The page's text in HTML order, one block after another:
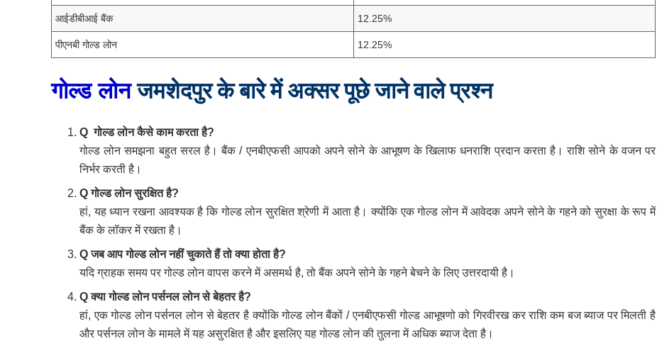
आईडीबीआई बैंक 12.25%
पीएनबी गोल्ड लोन 12.25%
गोल्ड लोनजमशेदपुरकेबारेमें अक्सरपूछेजानेवालेप्रश्न
Q गोल्डलोनकैसेकामकरताहै?
गोल्ड लोन समझना बहुत सरल है। बैंक / एनबीएफसी आपको अपने सोने के आभूषण के खिलाफ धनराशि प्रदान करता है। राशि सोने के वजन पर
निर्भर करती है।
Q गोल्डलोनसुरक्षितहै?
हां, यह ध्यान रखना आवश्यक है कि गोल्ड लोन सुरक्षित श्रेणी में आता है। क्योंकि एक गोल्ड लोन में आवेदक अपने सोने के गहने को सुरक्षा के रूप में
बैंक के लॉकर में रखता है।
Q जबआपगोल्डलोननहींचुकातेहैंतोक्याहोताहै?
यदि ग्राहक समय पर गोल्ड लोन वापस करने में असमर्थ है, तो बैंक अपने सोने के गहने बेचने के लिए उत्तरदायी है।
Q क्यागोल्डलोनपर्सनललोनसेबेहतरहै?
हां, एक गोल्ड लोन पर्सनल लोन से बेहतर है क्योंकि गोल्ड लोन बैंकों / एनबीएफसी गोल्ड आभूषणो को गिरवीरख कर राशि कम बज ब्याज पर मिलती है
और पर्सनल लोन के मामले में यह असुरक्षित है और इसलिए यह गोल्ड लोन की तुलना में अधिक ब्याज देता है।